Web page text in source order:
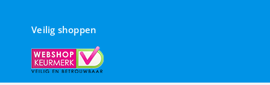
Veilig shoppen